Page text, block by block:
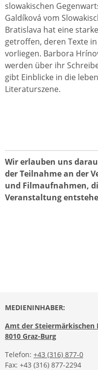
slowakischen
Galdíková vom
Bratislava hat eine
getroffen, deren Texte
vorliegen. Barbora
werden über ihr
gibt Einblicke in die
Literaturszene.
Wir erlauben uns
der Teilnahme an der
und Filmaufnahmen,
Veranstaltung
MEDIENINHABER:
Amt der Steiermärkischen
8010 Graz-Burg
Telefon: +43 (316) 877-0
Fax: +43 (316) 877-2294